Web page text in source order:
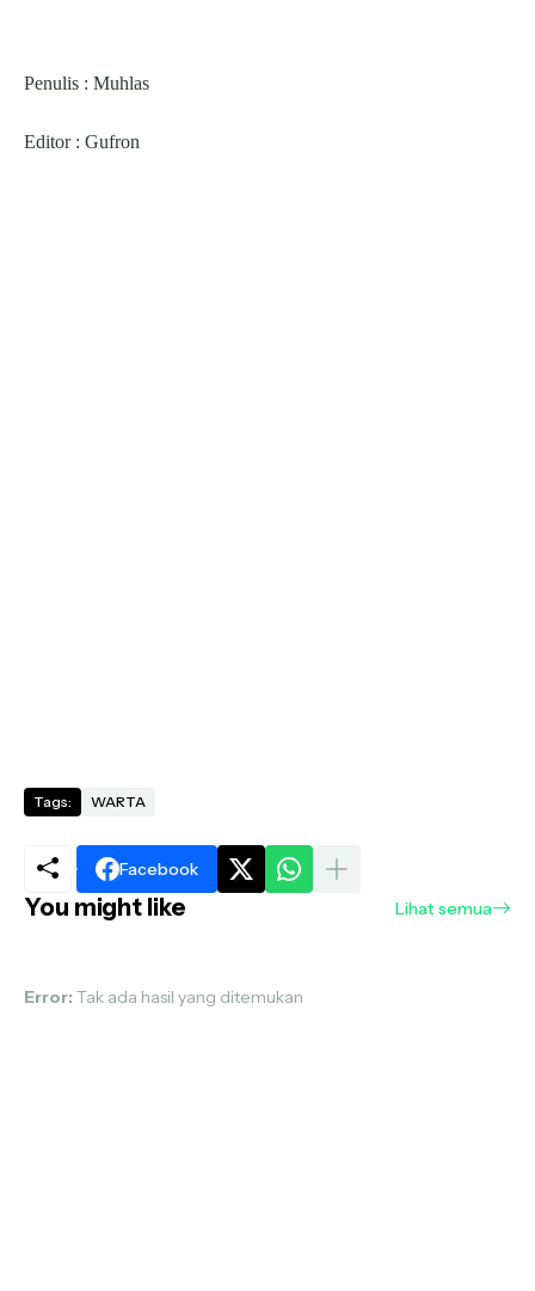
Penulis : Muhlas
Editor : Gufron
Tags: WARTA
Facebook
You might like Lihat semua
Error: Tak ada hasil yang ditemukan